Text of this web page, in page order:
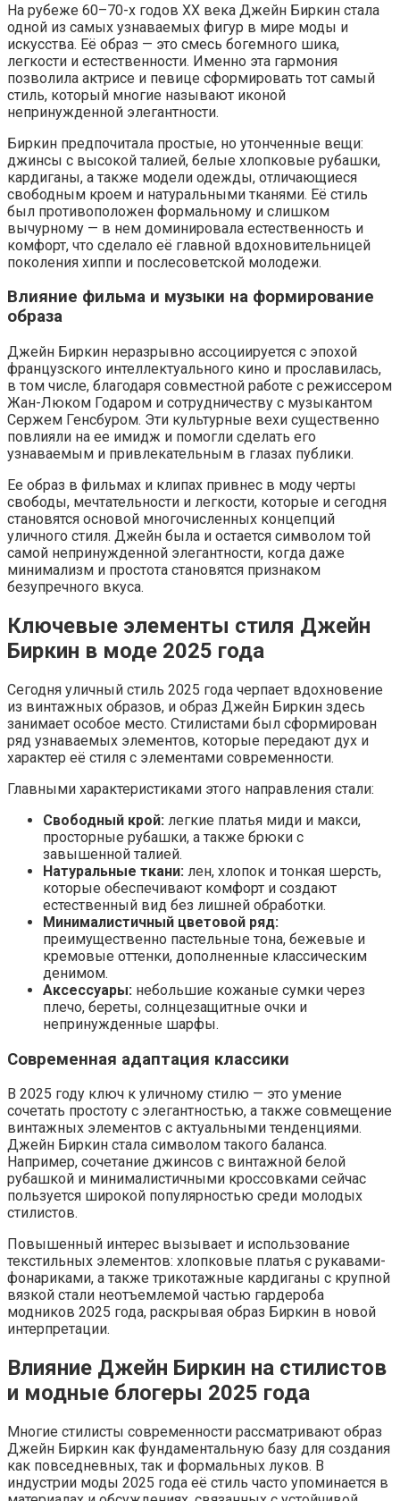
На рубеже 60–70-х годов XX века Джейн Биркин стала
одной из самых узнаваемых фигур в мире моды и
искусства. Её образ — это смесь богемного шика,
легкости и естественности. Именно эта гармония
позволила актрисе и певице сформировать тот самый
стиль, который многие называют иконой
непринужденной элегантности.
Биркин предпочитала простые, но утонченные вещи:
джинсы с высокой талией, белые хлопковые рубашки,
кардиганы, а также модели одежды, отличающиеся
свободным кроем и натуральными тканями. Её стиль
был противоположен формальному и слишком
вычурному — в нем доминировала естественность и
комфорт, что сделало её главной вдохновительницей
поколения хиппи и послесоветской молодежи.
Влияние фильма и музыки на формирование
образа
Джейн Биркин неразрывно ассоциируется с эпохой
французского интеллектуального кино и прославилась,
в том числе, благодаря совместной работе с режиссером
Жан-Люком Годаром и сотрудничеству с музыкантом
Сержем Генсбуром. Эти культурные вехи существенно
повлияли на ее имидж и помогли сделать его
узнаваемым и привлекательным в глазах публики.
Ее образ в фильмах и клипах привнес в моду черты
свободы, мечтательности и легкости, которые и сегодня
становятся основой многочисленных концепций
уличного стиля. Джейн была и остается символом той
самой непринужденной элегантности, когда даже
минимализм и простота становятся признаком
безупречного вкуса.
Ключевые элементы стиля Джейн
Биркин в моде 2025 года
Сегодня уличный стиль 2025 года черпает вдохновение
из винтажных образов, и образ Джейн Биркин здесь
занимает особое место. Стилистами был сформирован
ряд узнаваемых элементов, которые передают дух и
характер её стиля с элементами современности.
Главными характеристиками этого направления стали:
Свободный крой: легкие платья миди и макси,
просторные рубашки, а также брюки с
завышенной талией.
Натуральные ткани: лен, хлопок и тонкая шерсть,
которые обеспечивают комфорт и создают
естественный вид без лишней обработки.
Минималистичный цветовой ряд:
преимущественно пастельные тона, бежевые и
кремовые оттенки, дополненные классическим
денимом.
Аксессуары: небольшие кожаные сумки через
плечо, береты, солнцезащитные очки и
непринужденные шарфы.
Современная адаптация классики
В 2025 году ключ к уличному стилю — это умение
сочетать простоту с элегантностью, а также совмещение
винтажных элементов с актуальными тенденциями.
Джейн Биркин стала символом такого баланса.
Например, сочетание джинсов с винтажной белой
рубашкой и минималистичными кроссовками сейчас
пользуется широкой популярностью среди молодых
стилистов.
Повышенный интерес вызывает и использование
текстильных элементов: хлопковые платья с рукавами-
фонариками, а также трикотажные кардиганы с крупной
вязкой стали неотъемлемой частью гардероба
модников 2025 года, раскрывая образ Биркин в новой
интерпретации.
Влияние Джейн Биркин на стилистов
и модные блогеры 2025 года
Многие стилисты современности рассматривают образ
Джейн Биркин как фундаментальную базу для создания
как повседневных, так и формальных луков. В
индустрии моды 2025 года её стиль часто упоминается в